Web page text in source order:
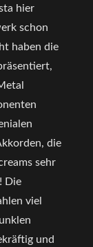
hier
schon
haben die
die
sehr
Die
viel
und